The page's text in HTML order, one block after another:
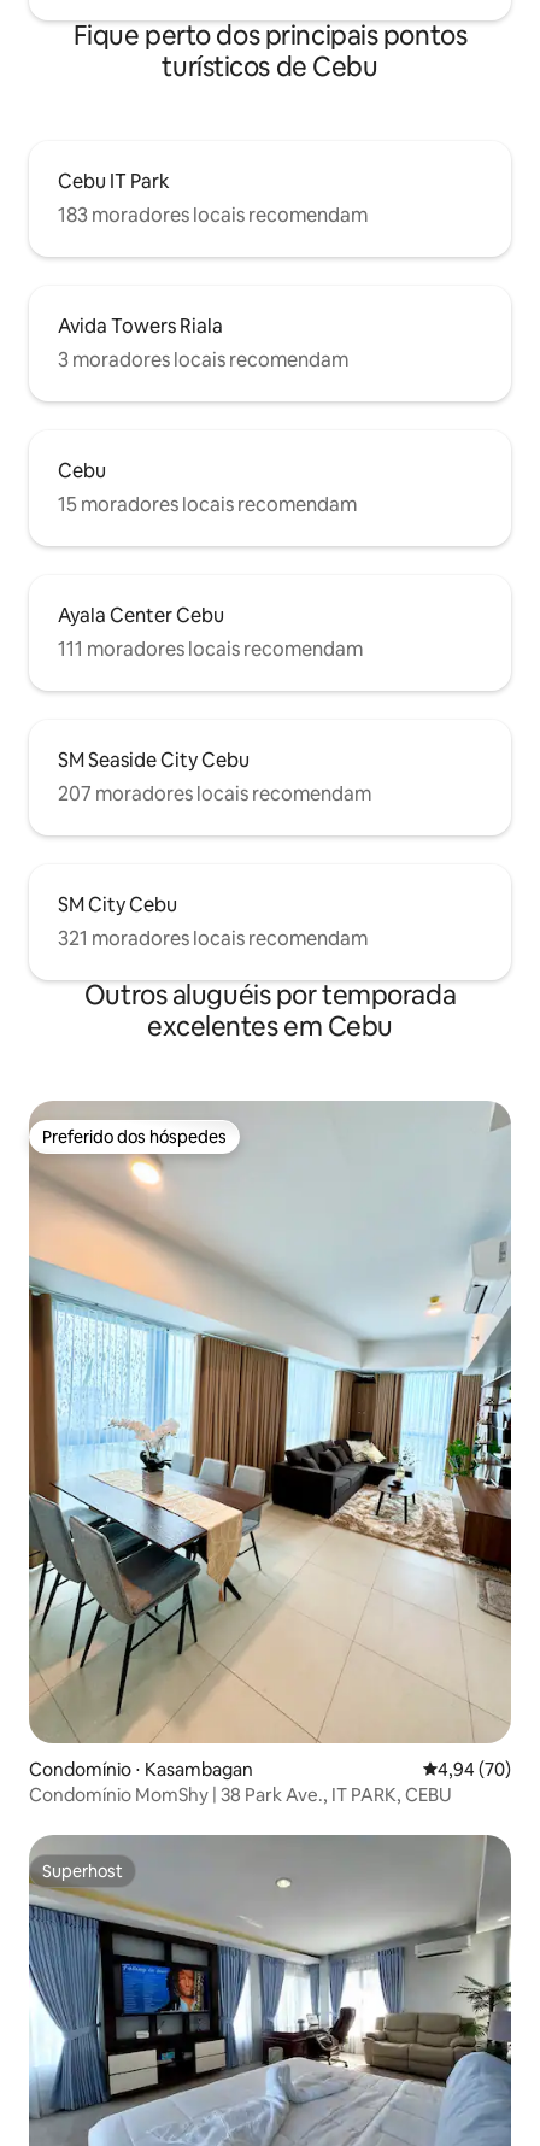
Fique perto dos principais pontos
turísticos de Cebu
Cebu IT Park
183 moradores locais recomendam
Avida Towers Riala
3 moradores locais recomendam
Cebu
15 moradores locais recomendam
Ayala Center Cebu
111 moradores locais recomendam
SM Seaside City Cebu
207 moradores locais recomendam
SM City Cebu
321 moradores locais recomendam
Outros aluguéis por temporada
excelentes em Cebu
Preferido dos hóspedes
Preferido dos hóspedes
Condomínio ⋅ Kasambagan 4,94 de uma
4,94 (70)
Condomínio MomShy | 38 Park Ave., IT PARK, CEBU
Superhost
Superhost